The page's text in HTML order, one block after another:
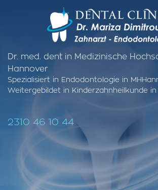
Dr. med. dent in Medizinische
Hannover
Spezialisiert in Endodontologie in
Weitergebildet in Kinderzahnheilkunde in
2310 46 10 44